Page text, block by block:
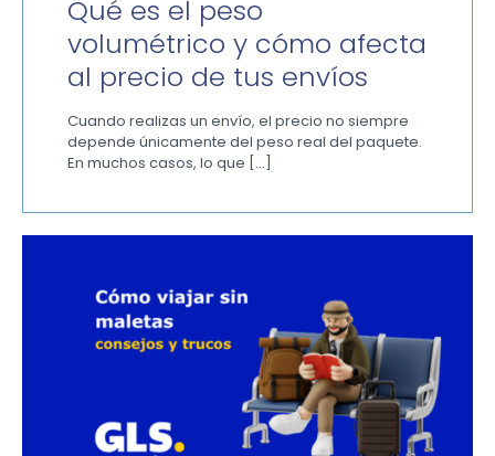
Qué es el peso
volumétrico y cómo afecta
al precio de tus envíos
Cuando realizas un envío, el precio no siempre
depende únicamente del peso real del paquete.
En muchos casos, lo que […]